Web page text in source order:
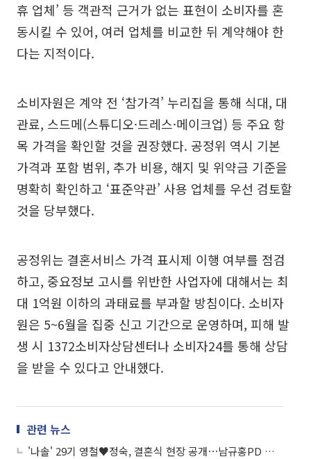
휴 업체’ 등 객관적 근거가 없는 표현이 소비자를 혼
동시킬 수 있어, 여러 업체를 비교한 뒤 계약해야 한
다는 지적이다.
소비자원은 계약 전 ‘참가격’ 누리집을 통해 식대, 대
관료, 스드메(스튜디오·드레스·메이크업) 등 주요 항
목 가격을 확인할 것을 권장했다. 공정위 역시 기본
가격과 포함 범위, 추가 비용, 해지 및 위약금 기준을
명확히 확인하고 ‘표준약관’ 사용 업체를 우선 검토할
것을 당부했다.
공정위는 결혼서비스 가격 표시제 이행 여부를 점검
하고, 중요정보 고시를 위반한 사업자에 대해서는 최
대 1억원 이하의 과태료를 부과할 방침이다. 소비자
원은 5~6월을 집중 신고 기간으로 운영하며, 피해 발
생 시 1372소비자상담센터나 소비자24를 통해 상담
을 받을 수 있다고 안내했다.
관련 뉴스
'나솔' 29기 영철♥정숙, 결혼식 현장 공개⋯남규홍PD 또 단상 올랐다